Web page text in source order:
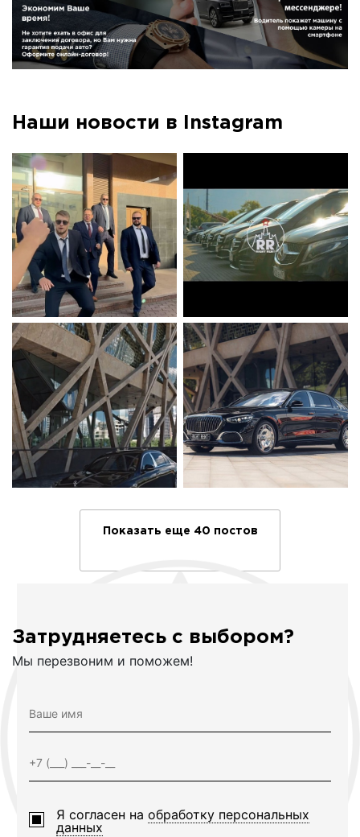
Наши новости в Instagram
Показать еще 40 постов
Затрудняетесь с выбором?
Мы перезвоним и поможем!
Я согласен на обработку персональных
данных